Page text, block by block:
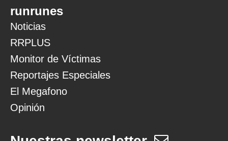
runrunes
Noticias
RRPLUS
Monitor de Víctimas
Reportajes Especiales
El Megafono
Opinión